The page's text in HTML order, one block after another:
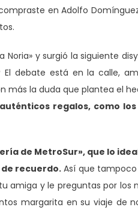
en Adolfo
y surgió la siguiente
debate está en la calle,
más la duda que plantea el
regalos, como los
de MetroSur», que lo
recuerdo. Así que tampoco
amiga y le preguntas por los
margarita en su viaje de